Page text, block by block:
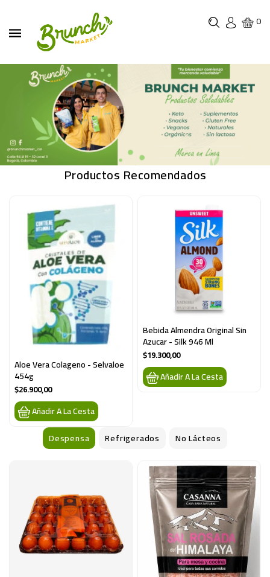
0
Productos Recomendados
Aloe Vera Colageno - Selvaloe
454g
$26.900,00
Añadir A La Cesta
Bebida Almendra Original Sin
Azucar - Silk 946 Ml
$19.300,00
Añadir A La Cesta
Despensa Refrigerados No Lácteos